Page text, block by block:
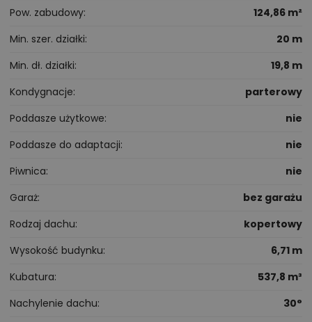
Pow. zabudowy
124,86 m²
Min. szer. działki
20 m
Min. dł. działki
19,8 m
Kondygnacje
parterowy
Poddasze użytkowe
nie
Poddasze do adaptacji
nie
Piwnica
nie
Garaż
bez garażu
Rodzaj dachu
kopertowy
Wysokość budynku
6,71 m
Kubatura
537,8 m³
Nachylenie dachu
30°